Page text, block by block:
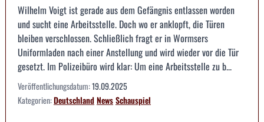
Wilhelm Voigt ist gerade aus dem Gefängnis entlassen worden
und sucht eine Arbeitsstelle. Doch wo er anklopft, die Türen
bleiben verschlossen. Schließlich fragt er in Wormsers
Uniformladen nach einer Anstellung und wird wieder vor die Tür
gesetzt. Im Polizeibüro wird klar: Um eine Arbeitsstelle zu b...
Veröffentlichungsdatum:19.09.2025
Kategorien:DeutschlandNewsSchauspiel